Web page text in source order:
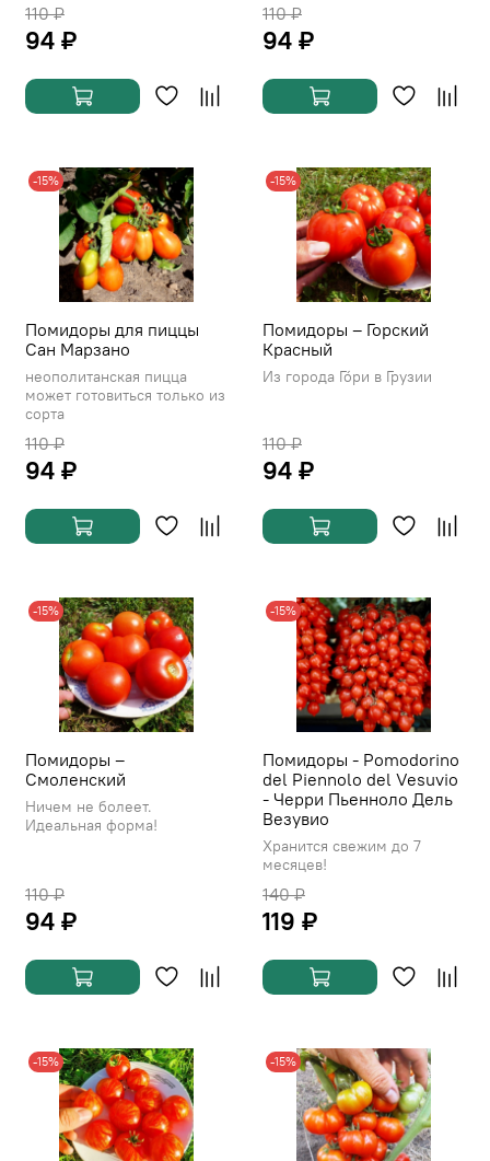
110 ₽
94 ₽
110 ₽
94 ₽
-15%
Помидоры для пиццы
Сан Марзано
неополитанская пицца
может готовиться только из
сорта
110 ₽
94 ₽
-15%
Помидоры – Горский
Красный
Из города Го́ри в Грузии
110 ₽
94 ₽
-15%
Помидоры –
Смоленский
Ничем не болеет.
Идеальная форма!
110 ₽
94 ₽
-15%
Помидоры - Pomodorino
del Piennolo del Vesuvio
- Черри Пьенноло Дель
Везувио
Хранится свежим до 7
месяцев!
140 ₽
119 ₽
-15% -15%